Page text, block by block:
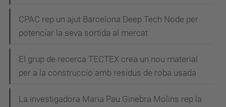
CPAC rep un ajut Barcelona Deep Tech Node per
potenciar la seva sortida al mercat
El grup de recerca TECTEX crea un nou material
per a la construcció amb residus de roba usada
La investigadora Maria Pau Ginebra Molins rep la